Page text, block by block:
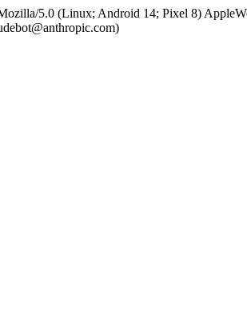
5.0 (Linux; Android 14; Pixel 8)